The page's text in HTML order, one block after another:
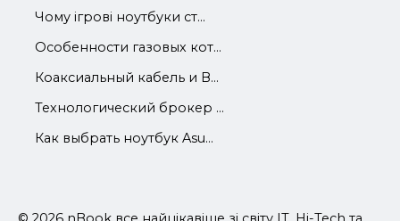
Чому ігрові ноутбуки ст...
Особенности газовых кот...
Коаксиальный кабель и В...
Технологический брокер ...
Как выбрать ноутбук Asu...